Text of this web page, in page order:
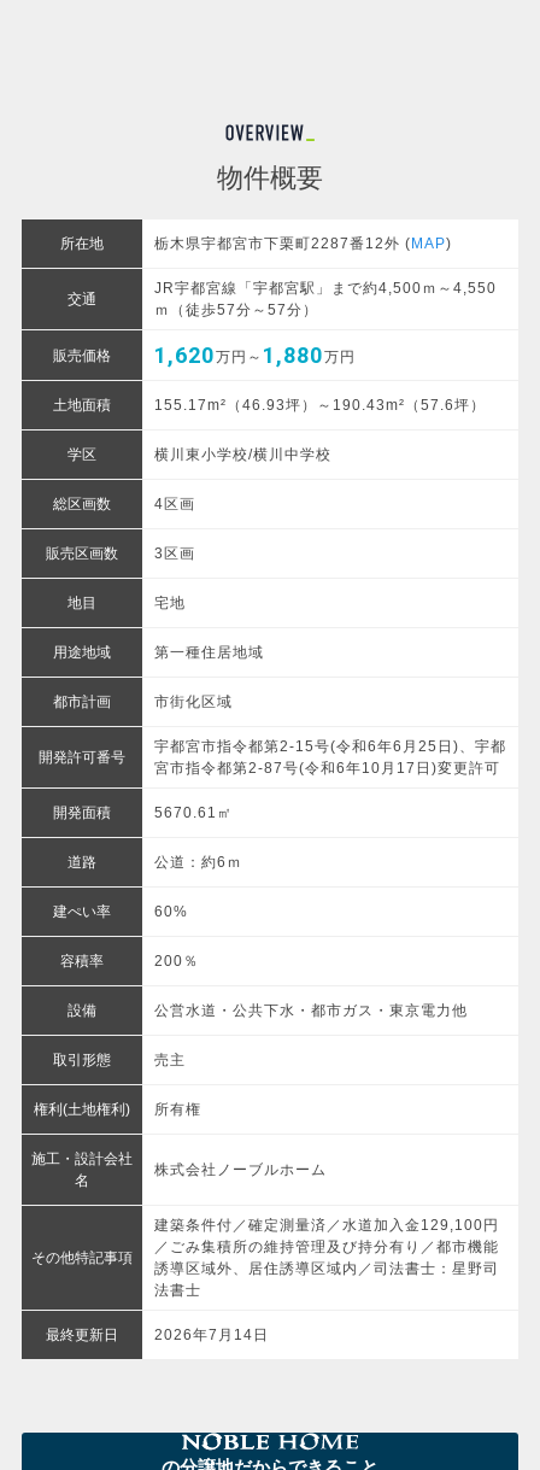
物件概要
所在地 栃木県宇都宮市下栗町2287番12外 ( MAP)
交通
JR宇都宮線「宇都宮駅」まで約4,500ｍ～4,550
ｍ（徒歩57分～57分）
販売価格 1,620万円～ 1,880万円
土地面積 155.17m²（46.93坪）～190.43m²（57.6坪）
学区 横川東小学校/横川中学校
総区画数 4区画
販売区画数 3区画
地目 宅地
用途地域 第一種住居地域
都市計画 市街化区域
開発許可番号
宇都宮市指令都第2-15号(令和6年6月25日)、宇都
宮市指令都第2-87号(令和6年10月17日)変更許可
開発面積 5670.61㎡
道路 公道：約6ｍ
建ぺい率 60%
容積率 200％
設備 公営水道・公共下水・都市ガス・東京電力他
取引形態 売主
権利(土地権利) 所有権
施工・設計会社
名
株式会社ノーブルホーム
その他特記事項
建築条件付／確定測量済／水道加入金129,100円
／ごみ集積所の維持管理及び持分有り／都市機能
誘導区域外、居住誘導区域内／司法書士：星野司
法書士
最終更新日 2026年7月14日